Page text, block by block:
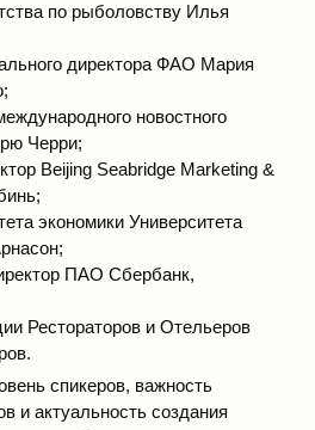
по рыболовству Илья
директора ФАО Мария
новостного
Черри;
Beijing Seabridge Marketing &
экономики Университета
ПАО Сбербанк,
Рестораторов и Отельеров
спикеров, важность
и актуальность создания